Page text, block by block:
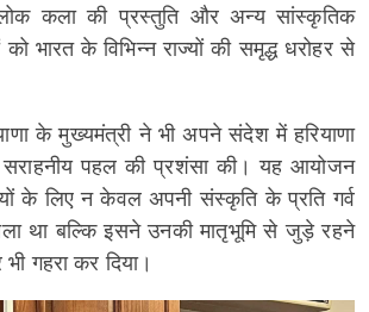
लोक कला की प्रस्तुति और अन्य सांस्कृतिक
को भारत के विभिन्न राज्यों की समृद्ध धरोहर से
के मुख्यमंत्री ने भी अपने संदेश में हरियाणा
पहल की प्रशंसा की। यह आयोजन
के लिए न केवल अपनी संस्कृति के प्रति गर्व
था बल्कि इसने उनकी मातृभूमि से जुड़े रहने
गहरा कर दिया।